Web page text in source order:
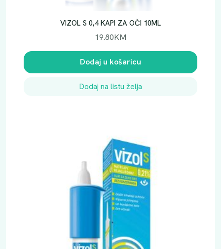
VIZOL S 0,4 KAPI ZA OČI 10ML
19.80KM
Dodaj u košaricu
Dodaj na listu želja